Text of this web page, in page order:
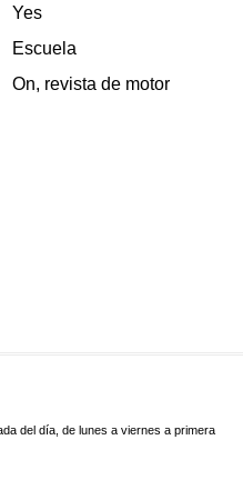
Yes
Escuela
On, revista de motor
del día, de lunes a viernes a primera